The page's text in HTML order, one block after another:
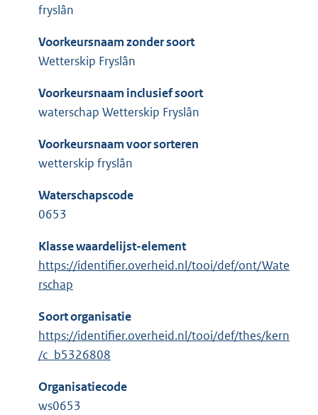
fryslân
Voorkeursnaam zonder soort
Wetterskip Fryslân
Voorkeursnaam inclusief soort
waterschap Wetterskip Fryslân
Voorkeursnaam voor sorteren
wetterskip fryslân
Waterschapscode
0653
Klasse waardelijst-element
https://identifier.overheid.nl/tooi/def/ont/Wate
rschap
Soort organisatie
https://identifier.overheid.nl/tooi/def/thes/kern
/c_b5326808
Organisatiecode
ws0653